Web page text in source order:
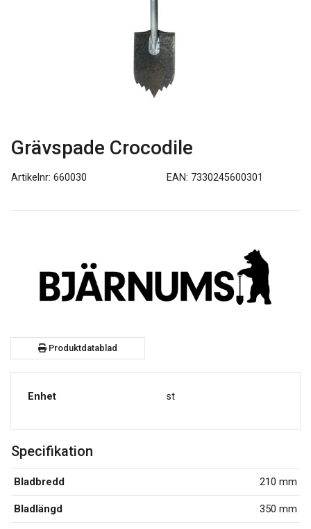
Grävspade Crocodile
Artikelnr: 660030 EAN: 7330245600301
Produktdatablad
Enhet st
Specifikation
Bladbredd 210 mm
Bladlängd 350 mm